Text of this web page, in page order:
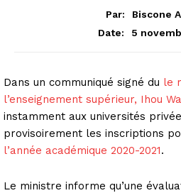
Par:
Biscone
Date:
5
Dans un communiqué signé du le
l’enseignement supérieur, Ihou
instamment aux universités
provisoirement les inscriptions
l’année académique 2020-2021.
Le ministre informe qu’une